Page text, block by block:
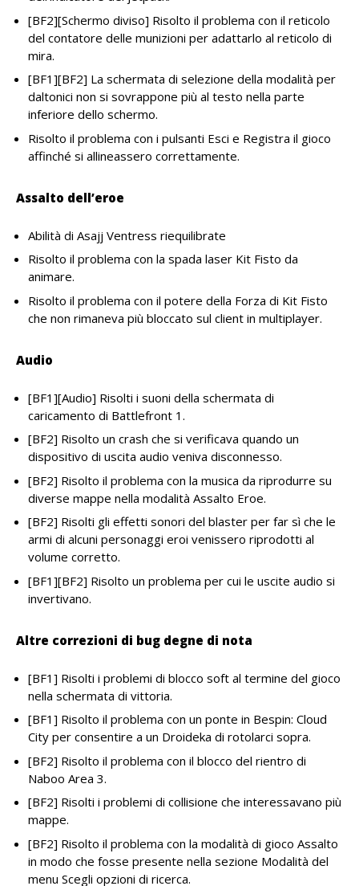
[BF2][Schermo diviso] Risolto il problema con il reticolo
del contatore delle munizioni per adattarlo al reticolo di
mira.
[BF1][BF2] La schermata di selezione della modalità per
daltonici non si sovrappone più al testo nella parte
inferiore dello schermo.
Risolto il problema con i pulsanti Esci e Registra il gioco
affinché si allineassero correttamente.
Assalto dell’eroe
Abilità di Asajj Ventress riequilibrate
Risolto il problema con la spada laser Kit Fisto da
animare.
Risolto il problema con il potere della Forza di Kit Fisto
che non rimaneva più bloccato sul client in multiplayer.
Audio
[BF1][Audio] Risolti i suoni della schermata di
caricamento di Battlefront 1.
[BF2] Risolto un crash che si verificava quando un
dispositivo di uscita audio veniva disconnesso.
[BF2] Risolto il problema con la musica da riprodurre su
diverse mappe nella modalità Assalto Eroe.
[BF2] Risolti gli effetti sonori del blaster per far sì che le
armi di alcuni personaggi eroi venissero riprodotti al
volume corretto.
[BF1][BF2] Risolto un problema per cui le uscite audio si
invertivano.
Altre correzioni di bug degne di nota
[BF1] Risolti i problemi di blocco soft al termine del gioco
nella schermata di vittoria.
[BF1] Risolto il problema con un ponte in Bespin: Cloud
City per consentire a un Droideka di rotolarci sopra.
[BF2] Risolto il problema con il blocco del rientro di
Naboo Area 3.
[BF2] Risolti i problemi di collisione che interessavano più
mappe.
[BF2] Risolto il problema con la modalità di gioco Assalto
in modo che fosse presente nella sezione Modalità del
menu Scegli opzioni di ricerca.